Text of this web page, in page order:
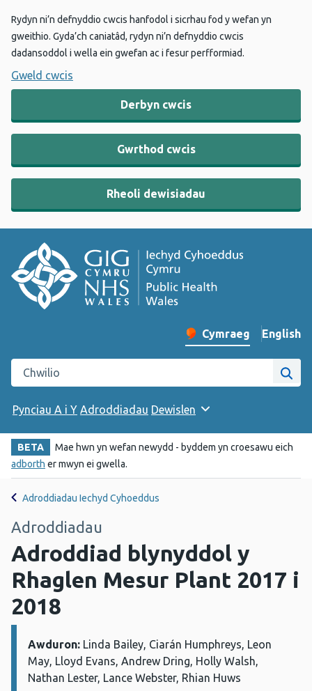
Rydyn ni’n defnyddio cwcis hanfodol i sicrhau fod y wefan yn
gweithio. Gyda’ch caniatâd, rydyn ni’n defnyddio cwcis
dadansoddol i wella ein gwefan ac i fesur perfformiad.
Gweld cwcis
Derbyn cwcis
Gwrthod cwcis
Rheoli dewisiadau
Newid iaith y wefan
Cymraeg English
–
Chwilio gwefan Iechyd Cyhoeddus Cymru
Pynciau A i Y Adroddiadau Dewislen
BETA
Mae hwn yn wefan newydd - byddem yn croesawu eich
adborth er mwyn ei gwella.
Adroddiadau Iechyd Cyhoeddus
Adroddiadau
Adroddiad blynyddol y
Rhaglen Mesur Plant 2017 i
2018
Manylion:
Awduron: Linda Bailey, Ciarán Humphreys, Leon
May, Lloyd Evans, Andrew Dring, Holly Walsh,
Nathan Lester, Lance Webster, Rhian Huws